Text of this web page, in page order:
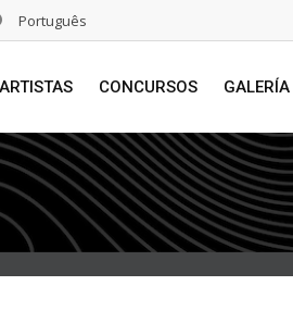
Português
ARTISTAS CONCURSOS GALERÍA